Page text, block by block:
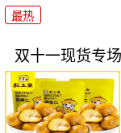
最热
双十一现货专